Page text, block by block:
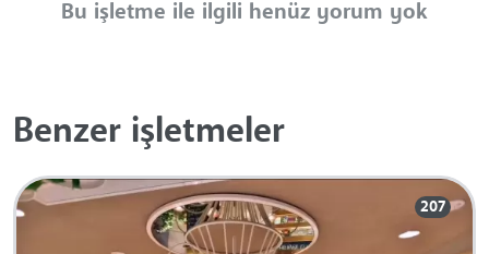
Bu işletme ile ilgili henüz yorum yok
Benzer işletmeler
207